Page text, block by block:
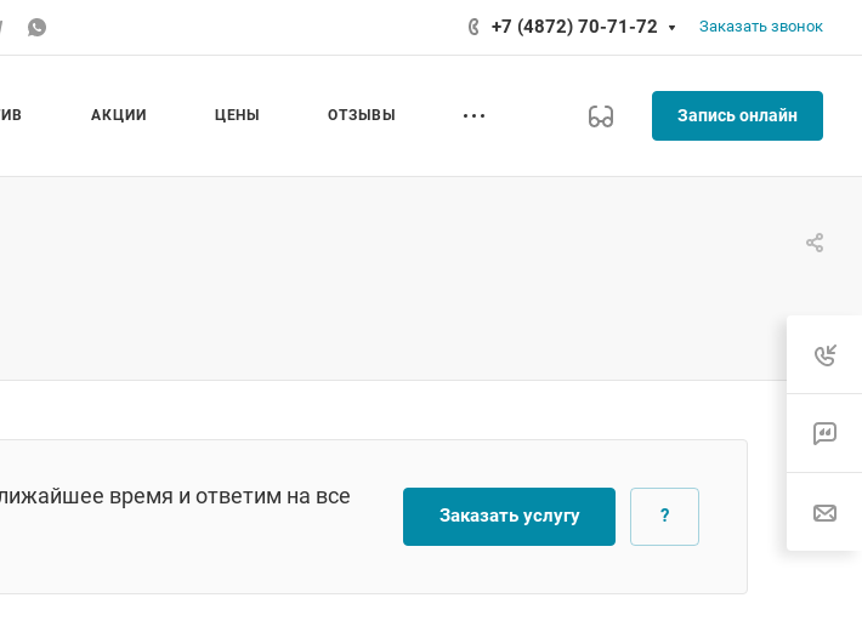
+7 (4872) 70-71-72 Заказать звонок
АКЦИИ ЦЕНЫ ОТЗЫВЫ Запись онлайн
время и ответим на все
Заказать услугу ?